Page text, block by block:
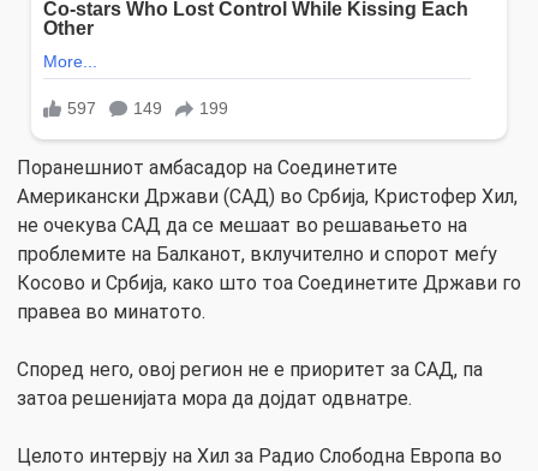
Поранешниот амбасадор на Соединетите
Американски Држави (САД) во Србија, Кристофер Хил,
не очекува САД да се мешаат во решавањето на
проблемите на Балканот, вклучително и спорот меѓу
Косово и Србија, како што тоа Соединетите Држави го
правеа во минатото.
Според него, овој регион не е приоритет за САД, па
затоа решенијата мора да дојдат одвнатре.
Целото интервју на Хил за Радио Слободна Европа во